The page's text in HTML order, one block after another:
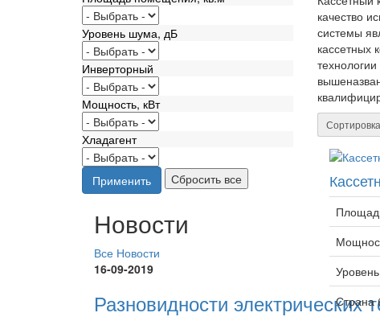
Уровень шума, дБ
Инверторный
Мощность, кВт
Хладагент
Новости
Все Новости
16-09-2019
Разновидности электрических
качество
системы
кассетных